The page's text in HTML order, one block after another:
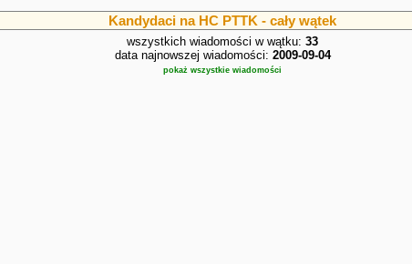
Kandydaci na HC PTTK - cały wątek
wszystkich wiadomości w wątku: 33
data najnowszej wiadomości: 2009-09-04
pokaż wszystkie wiadomości